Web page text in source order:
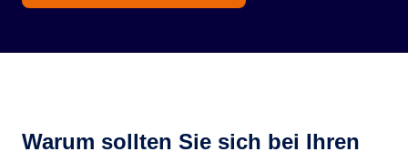
Warum sollten Sie sich bei Ihren